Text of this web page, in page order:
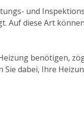
und
Auf diese Art
benötigen,
dabei, Ihre